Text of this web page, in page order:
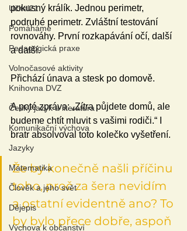
Učitel21
Pomáháme
Pedagogická praxe
Volnočasové aktivity
Knihovna DVZ
Český jazyk a literatura
Komunikační výchova
Jazyky
Matematika
Člověk a jeho svět
Dějepis
Výchova k občanství
pokusný králík. Jednou perimetr,
podruhé perimetr. Zvláštní testování
rovnováhy. První rozkapávání očí, další
a další.
Přichází únava a stesk po domově.
A poté zpráva: „Zítra půjdete domů, ale
budeme chtít mluvit s vašimi rodiči.“ I
bratr absolvoval toto kolečko vyšetření.
Že by konečně našli příčinu
toho, proč za šera nevidím
a ostatní evidentně ano? To
by bylo přece dobře, aspoň